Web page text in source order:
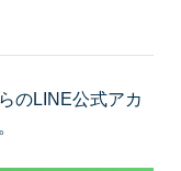
のLINE公式アカ